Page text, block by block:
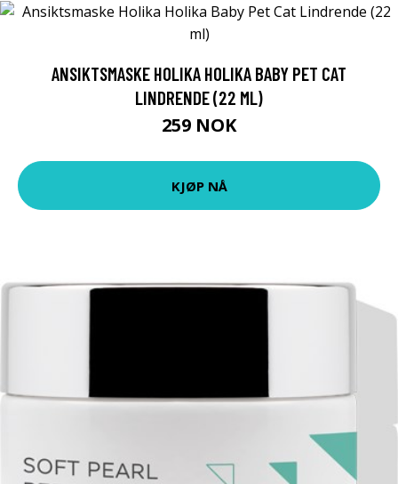
ANSIKTSMASKE HOLIKA HOLIKA BABY PET CAT
LINDRENDE (22 ML)
259 NOK
KJØP NÅ